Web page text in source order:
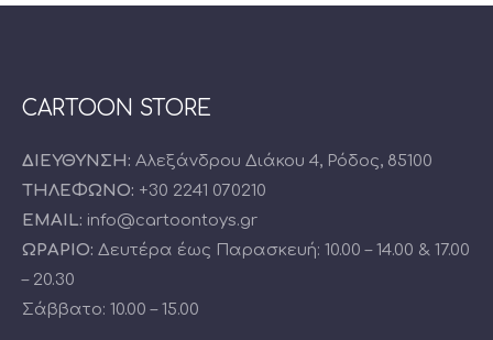
CARTOON STORE
ΔΙΕΥΘΥΝΣΗ: Αλεξάνδρου Διάκου 4, Ρόδος, 85100
ΤΗΛΕΦΩΝΟ: +30 2241 070210
EMAIL: info@cartoontoys.gr
ΩΡΑΡΙΟ: Δευτέρα έως Παρασκευή: 10.00 – 14.00 & 17.00
– 20.30
Σάββατο: 10.00 – 15.00